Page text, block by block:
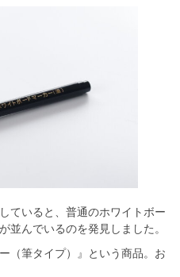
ていると、普通のホワイトボー
並んでいるのを発見しました。
（筆タイプ）』という商品。お